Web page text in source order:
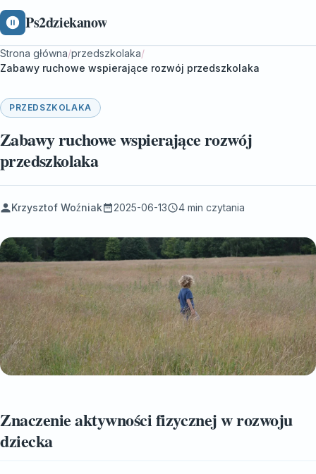
Ps2dziekanow
Strona główna/przedszkolaka/
Zabawy ruchowe wspierające rozwój przedszkolaka
PRZEDSZKOLAKA
Zabawy ruchowe wspierające rozwój
przedszkolaka
Krzysztof Woźniak 2025-06-13 4 min czytania
Znaczenie aktywności fizycznej w rozwoju
dziecka